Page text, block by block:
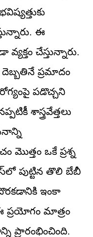
ఈ
చేస్తున్నారు.
దెబ్బతినే ప్రమాదం
పడొచ్చని
శాస్త్రవేత్తలు
మొత్తం ఒకే ప్రశ్న
పుట్టిన తొలి బేబీ
ఇంకా
మాత్రం
ప్రారంభించింది.